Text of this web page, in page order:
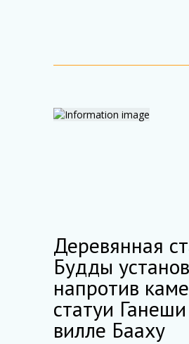
Деревянная
Будды
напротив
статуи
вилле Бааху